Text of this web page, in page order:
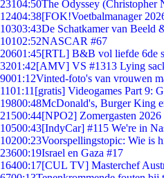
23104:50The Odyssey (Christopher
12404:38[FOK!Voetbalmanager
10303:43De Schatkamer van Beeld
10102:52NASCAR #67
20601:45[RTL] B&B vol liefde 6de
3201:42[AMV] VS #1313 Lying
9001:12Vinted-foto's van vrouwen
1101:11 [gratis] Videogames Part 9:
19800:48McDonald's, Burger King
21500:44[NPO2] Zomergasten 2026
10500:43[IndyCar] #115 We're in
10200:23Voorspellingstopic: Wie is
23600:19Israel en Gaza #17
16400:17[CUL TV] Masterchef